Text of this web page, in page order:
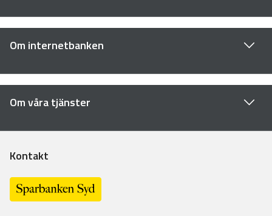
Om internetbanken
Om våra tjänster
Kontakt